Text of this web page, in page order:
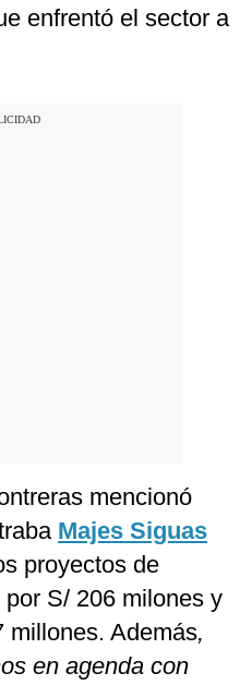
enfrentó el sector a
mencionó
Majes Siguas
proyectos de
S/ 206 milones y
millones. Además,
en agenda con